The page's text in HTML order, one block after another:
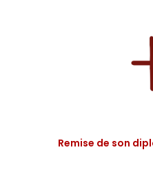
Remise de son